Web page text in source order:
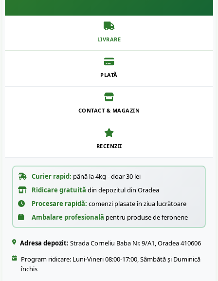
LIVRARE
PLATĂ
CONTACT & MAGAZIN
RECENZII
Curier rapid: până la 4kg - doar 30 lei
Ridicare gratuită din depozitul din Oradea
Procesare rapidă: comenzi plasate în ziua lucrătoare
Ambalare profesională pentru produse de feronerie
Adresa depozit: Strada Corneliu Baba Nr. 9/A1, Oradea 410606
Program ridicare: Luni-Vineri 08:00-17:00, Sâmbătă și Duminică
închis